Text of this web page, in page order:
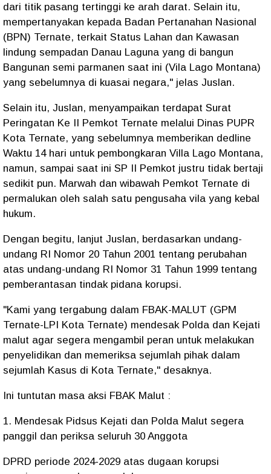
dari titik pasang tertinggi ke arah darat. Selain itu,
mempertanyakan kepada Badan Pertanahan Nasional
(BPN) Ternate, terkait Status Lahan dan Kawasan
lindung sempadan Danau Laguna yang di bangun
Bangunan semi parmanen saat ini (Vila Lago Montana)
yang sebelumnya di kuasai negara," jelas Juslan.
Selain itu, Juslan, menyampaikan terdapat Surat
Peringatan Ke II Pemkot Ternate melalui Dinas PUPR
Kota Ternate, yang sebelumnya memberikan dedline
Waktu 14 hari untuk pembongkaran Villa Lago Montana,
namun, sampai saat ini SP II Pemkot justru tidak bertaji
sedikit pun. Marwah dan wibawah Pemkot Ternate di
permalukan oleh salah satu pengusaha vila yang kebal
hukum.
Dengan begitu, lanjut Juslan, berdasarkan undang-
undang RI Nomor 20 Tahun 2001 tentang perubahan
atas undang-undang RI Nomor 31 Tahun 1999 tentang
pemberantasan tindak pidana korupsi.
"Kami yang tergabung dalam FBAK-MALUT (GPM
Ternate-LPI Kota Ternate) mendesak Polda dan Kejati
malut agar segera mengambil peran untuk melakukan
penyelidikan dan memeriksa sejumlah pihak dalam
sejumlah Kasus di Kota Ternate," desaknya.
Ini tuntutan masa aksi FBAK Malut :
1. Mendesak Pidsus Kejati dan Polda Malut segera
panggil dan periksa seluruh 30 Anggota
DPRD periode 2024-2029 atas dugaan korupsi